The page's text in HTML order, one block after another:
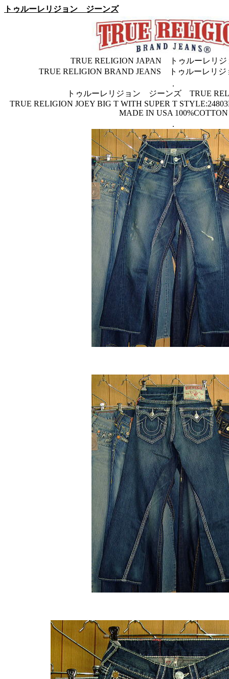
トゥルーレリジョン ジーンズ
TRUE RELIGION JAPAN トゥルーレリジ
TRUE RELIGION BRAND JEANS トゥルーレリジ
.
トゥルーレリジョン ジーンズ TRUE
TRUE RELIGION JOEY BIG T WITH SUPER T
MADE IN USA 100%COTTON
.